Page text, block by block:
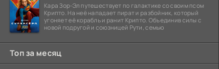
Кара Зор-Эл путешествует по галактике со своим псом
Крипто. На неё нападает пират и разбойник, который
угоняет её корабль и ранит Крипто. Объединив силы с
новой подругой и союзницей Рути, семью
Топ за месяц